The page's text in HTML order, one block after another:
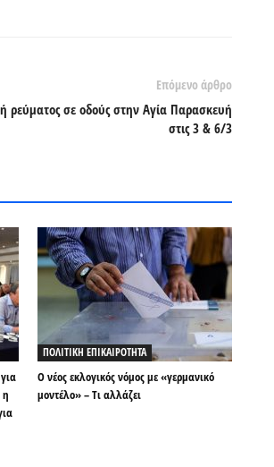
Επόμενο άρθρο
ρεύματος σε οδούς στην Αγία Παρασκευή
στις 3 & 6/3
ΠΟΛΙΤΙΚΗ ΕΠΙΚΑΙΡΟΤΗΤΑ
Ο νέος εκλογικός νόμος με «γερμανικό
μοντέλο» – Τι αλλάζει